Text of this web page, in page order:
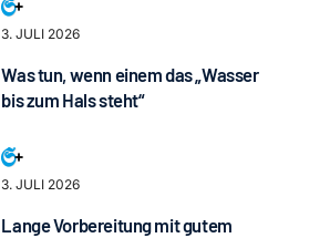
3. JULI 2026
Was tun, wenn einem das „Wasser
bis zum Hals steht“
3. JULI 2026
Lange Vorbereitung mit gutem